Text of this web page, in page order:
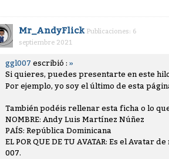
Mr_AndyFlick Publicaciones: 6
septiembre 2021
ggl007 escribió : »
Si quieres, puedes presentarte en este
Por ejemplo, yo soy el último de esta
También podéis rellenar esta ficha o lo
NOMBRE: Andy Luis Martínez Núñez
PAÍS: República Dominicana
EL POR QUE DE TU AVATAR: Es el
007.